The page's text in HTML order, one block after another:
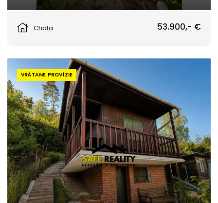
Chata
53.900,- €
VRÁTANE PROVÍZIE